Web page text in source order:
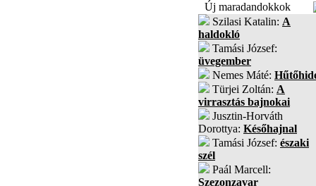
Új maradandokkok
Szilasi Katalin: A
haldokló
Tamási József:
üvegember
Nemes Máté:
Türjei Zoltán: A
virrasztás bajnokai
Jusztin-Horváth
Dorottya: Későhajnal
Tamási József: északi
szél
Paál Marcell:
Szezonzavar